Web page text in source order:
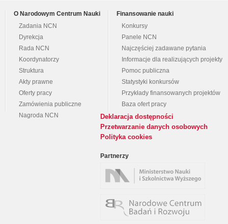
O Narodowym Centrum Nauki
Zadania NCN
Dyrekcja
Rada NCN
Koordynatorzy
Struktura
Akty prawne
Oferty pracy
Zamówienia publiczne
Nagroda NCN
Finansowanie nauki
Konkursy
Panele NCN
Najczęściej zadawane pytania
Informacje dla realizujących projekty
Pomoc publiczna
Statystyki konkursów
Przykłady finansowanych projektów
Baza ofert pracy
Deklaracja dostępności
Przetwarzanie danych osobowych
Polityka cookies
Partnerzy